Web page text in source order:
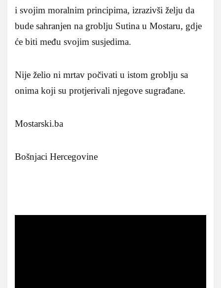
i svojim moralnim principima, izrazivši želju da
bude sahranjen na groblju Sutina u Mostaru, gdje
će biti među svojim susjedima.
Nije želio ni mrtav počivati u istom groblju sa
onima koji su protjerivali njegove sugrađane.
Mostarski.ba
Bošnjaci Hercegovine